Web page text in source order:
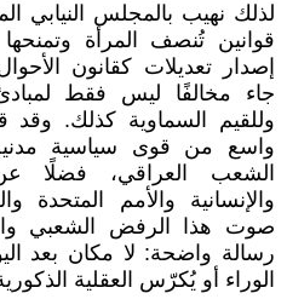
لذلك نهيب بالمجلس النيابي
قوانين تُنصف المرأة
إصدار تعديلات كقانون
جاء مخالفًا ليس فقط
وللقيم السماوية كذلك. وقد
واسع من قوى سياسية مدنية
الشعب العراقي، فضلًا
والإنسانية والأمم المتحدة
صوت هذا الرفض الشعبي
رسالة واضحة: لا مكان بعد
الوراء أو يُكرّس العقلية